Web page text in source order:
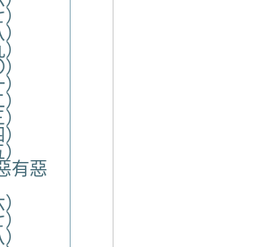
有惡